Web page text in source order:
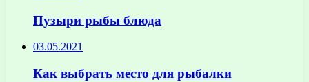
Пузыри рыбы блюда
03.05.2021
Как выбрать место для рыбалки